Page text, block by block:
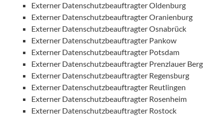
Externer Datenschutzbeauftragter Oldenburg
Externer Datenschutzbeauftragter Oranienburg
Externer Datenschutzbeauftragter Osnabrück
Externer Datenschutzbeauftragter Pankow
Externer Datenschutzbeauftragter Potsdam
Externer Datenschutzbeauftragter Prenzlauer Berg
Externer Datenschutzbeauftragter Regensburg
Externer Datenschutzbeauftragter Reutlingen
Externer Datenschutzbeauftragter Rosenheim
Externer Datenschutzbeauftragter Rostock